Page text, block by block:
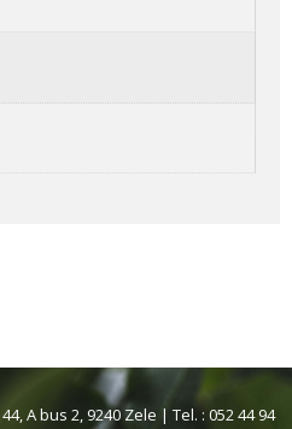
A bus 2, 9240 Zele | Tel. : 052 44 94